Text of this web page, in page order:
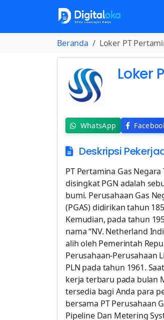
Beranda Loker PT
Loker
WhatsApp
Deskripsi
PT Pertamina Gas
disingkat PGN adalah
bumi. Perusahaan Gas
(PGAS) didirikan tahun
Kemudian, pada tahun
nama “NV. Netherland
alih oleh Pemerintah
Perusahaan-Perusahaan
PLN pada tahun 1961.
kerja terbaru pada bulan
tersedia bagi Anda para
bersama PT Perusahaan
Pipeline Dan Metering